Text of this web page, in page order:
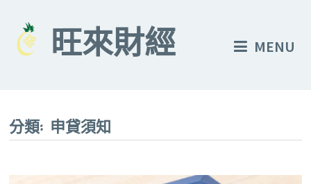
content
旺來財經 MENU
分類: 申貸須知